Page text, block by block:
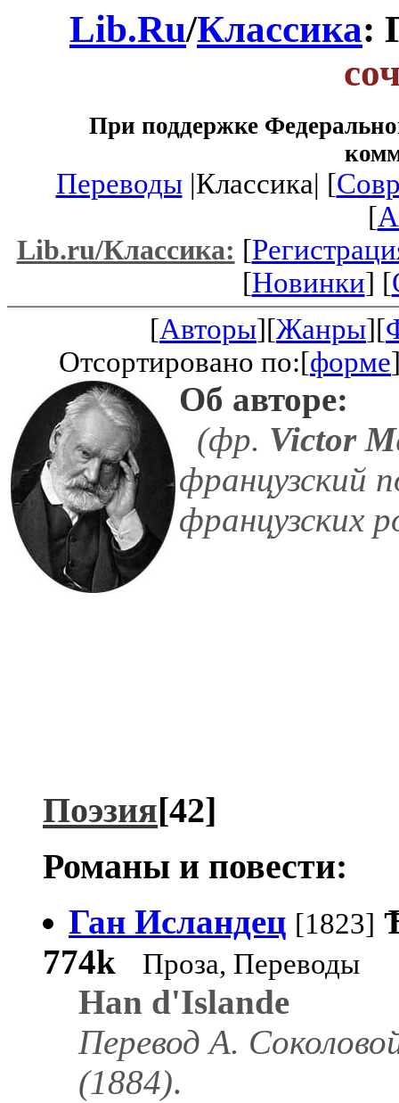
Lib.Ru/Классика:
При поддержке
Переводы|Классика| [
[
Lib.ru/Классика: [
[Новинки] [
[Авторы][Жанры][
Отсортировано по:[форме
Об авторе:
(фр. Victor
французский
французских
Поэзия[42]
Романы и повести:
Ган Исландец [1823]
774k
Проза, Переводы
Han d'Islande
Перевод А.
(1884).